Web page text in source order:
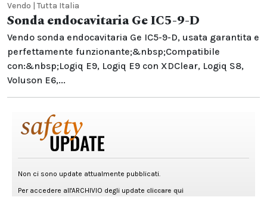
Vendo | Tutta Italia
Sonda endocavitaria Ge IC5-9-D
Vendo sonda endocavitaria Ge IC5-9-D, usata garantita e
perfettamente funzionante;&nbsp;Compatibile
con:&nbsp;Logiq E9, Logiq E9 con XDClear, Logiq S8,
Voluson E6,...